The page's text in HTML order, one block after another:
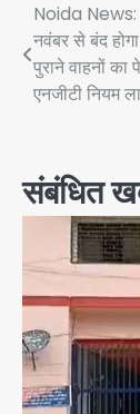
Post
Noida News:
नवंबर से बंद
पुराने वाहनों
एनजीटी नियम
संबंधित